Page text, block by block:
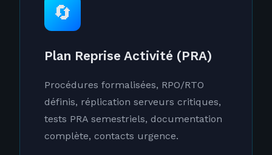
🔄
Plan Reprise Activité (PRA)
Procédures formalisées, RPO/RTO
définis, réplication serveurs critiques,
tests PRA semestriels, documentation
complète, contacts urgence.